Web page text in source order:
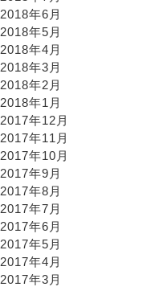
2018年6月
2018年5月
2018年4月
2018年3月
2018年2月
2018年1月
2017年12月
2017年11月
2017年10月
2017年9月
2017年8月
2017年7月
2017年6月
2017年5月
2017年4月
2017年3月